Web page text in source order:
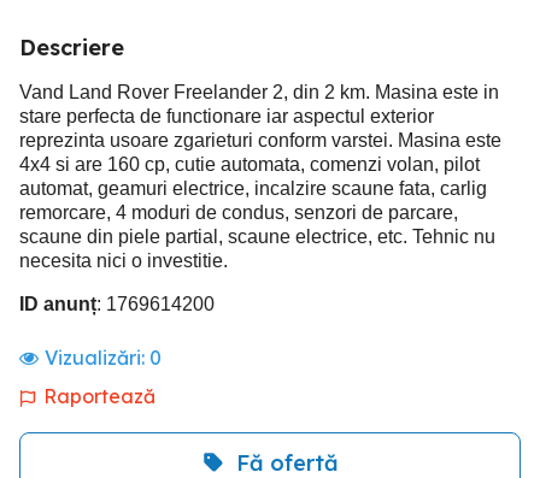
Descriere
Vand Land Rover Freelander 2, din 2 km. Masina este in
stare perfecta de functionare iar aspectul exterior
reprezinta usoare zgarieturi conform varstei. Masina este
4x4 si are 160 cp, cutie automata, comenzi volan, pilot
automat, geamuri electrice, incalzire scaune fata, carlig
remorcare, 4 moduri de condus, senzori de parcare,
scaune din piele partial, scaune electrice, etc. Tehnic nu
necesita nici o investitie.
ID anunț: 1769614200
Vizualizări: 0
Raportează
Fă ofertă